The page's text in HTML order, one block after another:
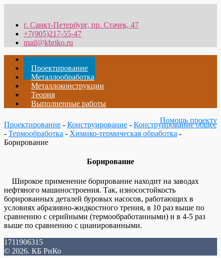
г. Санкт-Петербург, пр. Стачек, 47
+7(905)217-55-47
mail@kbriko.ru
Главная
Проектирование
Металлообработка
Металлоконструкции
Теория
Выполненные работы
Помощь проекту
Проектирование - Конструирование - Конструирование общее
- Термообработка - Химико-термическая обработка -
Борирование
Борирование
Широкое применение борирование находит на заводах
нефтяного машиностроения. Так, износостойкость
борированных деталей буровых насосов, работающих в
условиях абразивно-жидкостного трения, в 10 раз выше по
сравнению с серийными (термообработанными) и в 4-5 раз
выше по сравнению с цианированными.
1711906315
© 2026. КБ РиКо